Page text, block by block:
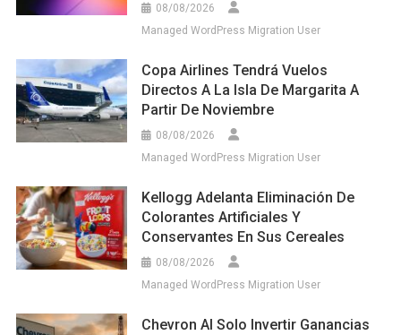
08/08/2026
Managed WordPress Migration User
Copa Airlines Tendrá Vuelos
Directos A La Isla De Margarita A
Partir De Noviembre
08/08/2026
Managed WordPress Migration User
Kellogg Adelanta Eliminación De
Colorantes Artificiales Y
Conservantes En Sus Cereales
08/08/2026
Managed WordPress Migration User
Chevron Al Solo Invertir Ganancias